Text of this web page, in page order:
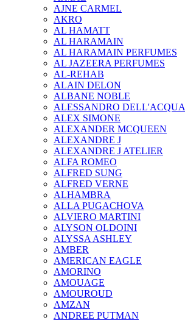
AJNE CARMEL
AKRO
AL HAMATT
AL HARAMAIN
AL HARAMAIN PERFUMES
AL JAZEERA PERFUMES
AL-REHAB
ALAIN DELON
ALBANE NOBLE
ALESSANDRO DELL'ACQUA
ALEX SIMONE
ALEXANDER MCQUEEN
ALEXANDRE J
ALEXANDRE J ATELIER
ALFA ROMEO
ALFRED SUNG
ALFRED VERNE
ALHAMBRA
ALLA PUGACHOVA
ALVIERO MARTINI
ALYSON OLDOINI
ALYSSA ASHLEY
AMBER
AMERICAN EAGLE
AMORINO
AMOUAGE
AMOUROUD
AMZAN
ANDREE PUTMAN